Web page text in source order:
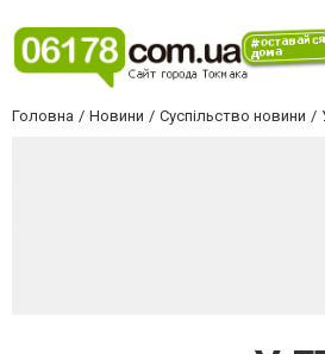
Головна Новини Суспільство новини